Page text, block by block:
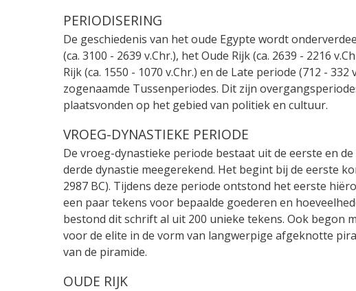
PERIODISERING
De geschiedenis van het oude Egypte wordt
(ca. 3100 - 2639 v.Chr.), het Oude Rijk (ca. 2639 - 2216
Rijk (ca. 1550 - 1070 v.Chr.) en de Late periode (712 -
zogenaamde Tussenperiodes. Dit zijn
plaatsvonden op het gebied van politiek en cultuur.
VROEG-DYNASTIEKE PERIODE
De vroeg-dynastieke periode bestaat uit de eerste en
derde dynastie meegerekend. Het begint bij de eerste
2987 BC). Tijdens deze periode ontstond het eerste
een paar tekens voor bepaalde goederen en
bestond dit schrift al uit 200 unieke tekens. Ook begon
voor de elite in de vorm van langwerpige afgeknotte
van de piramide.
OUDE RIJK